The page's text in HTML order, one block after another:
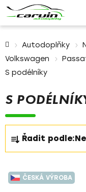
Autodoplňky
Volkswagen
S podélníky
S
Ř
a
z
e
n
Řadit podle:
V
ý
ČESKÁ VÝROBA